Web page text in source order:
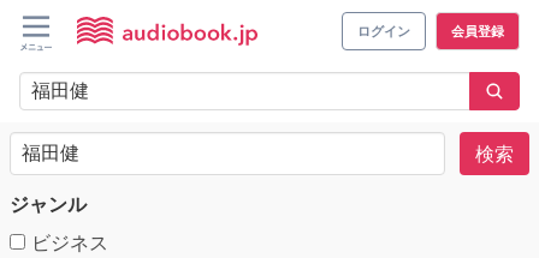
ログイン 会員登録
検索
ジャンル
ビジネス